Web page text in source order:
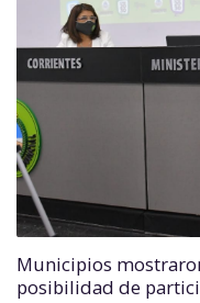
Municipios
posibilidad de